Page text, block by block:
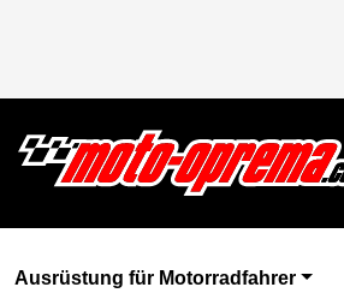
Ausrüstung für Motorradfahrer